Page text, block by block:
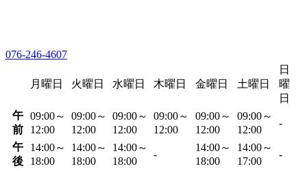
076-246-4607
月曜日 火曜日 水曜日 木曜日 金曜日 土曜日
日
曜
日
午
前
09:00～
12:00
09:00～
12:00
09:00～
12:00
09:00～
12:00
09:00～
12:00
09:00～
12:00
-
午
後
14:00～
18:00
14:00～
18:00
14:00～
18:00
-
14:00～
18:00
14:00～
17:00
-